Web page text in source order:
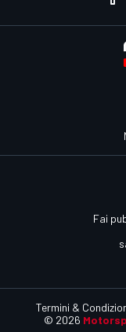
Fai
© 2026
Termini &